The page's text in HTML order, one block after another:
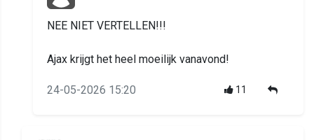
NEE NIET VERTELLEN!!!
Ajax krijgt het heel moeilijk vanavond!
24-05-2026 15:20 11